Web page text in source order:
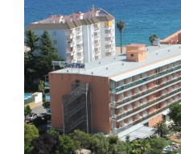
Larger
Image